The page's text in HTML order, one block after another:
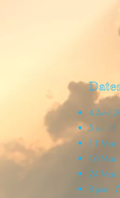
4 Avril
5 au 11
11 Mai :
16 Mai :
24 Mai :
8 juin :